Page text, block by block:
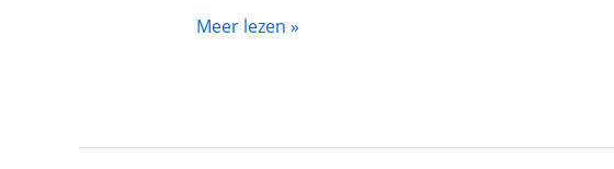
Nieuwe
Smartphones
Meer lezen »